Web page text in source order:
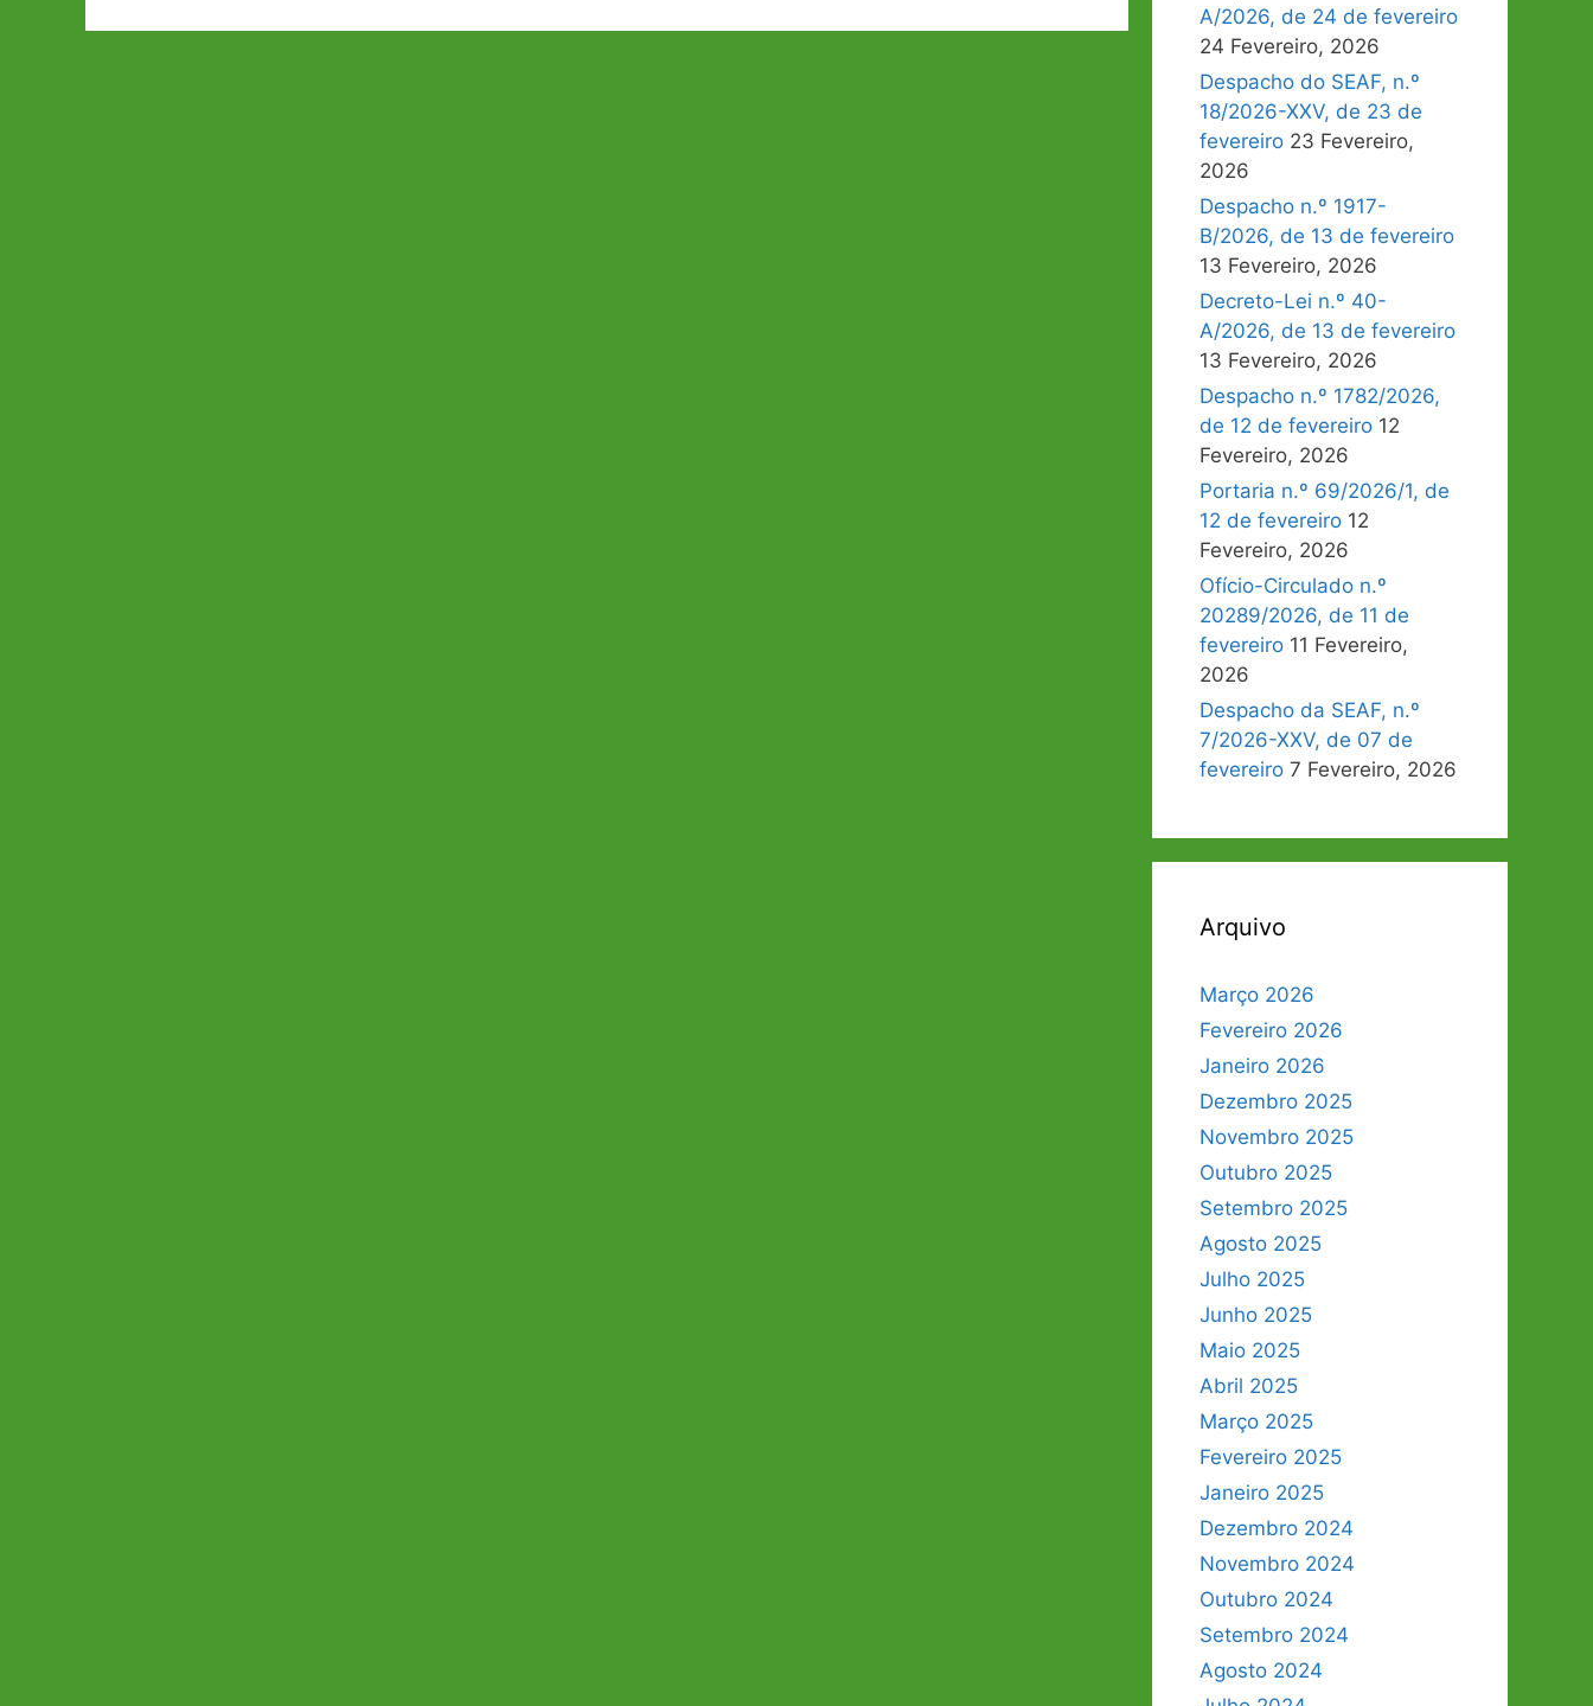
A/2026, de 24 de fevereiro
24 Fevereiro, 2026
Despacho do SEAF, n.º
18/2026-XXV, de 23 de
fevereiro 23 Fevereiro,
2026
Despacho n.º 1917-
B/2026, de 13 de fevereiro
13 Fevereiro, 2026
Decreto-Lei n.º 40-
A/2026, de 13 de fevereiro
13 Fevereiro, 2026
Despacho n.º 1782/2026,
de 12 de fevereiro 12
Fevereiro, 2026
Portaria n.º 69/2026/1, de
12 de fevereiro 12
Fevereiro, 2026
Ofício-Circulado n.º
20289/2026, de 11 de
fevereiro 11 Fevereiro,
2026
Despacho da SEAF, n.º
7/2026-XXV, de 07 de
fevereiro 7 Fevereiro, 2026
Arquivo
Março 2026
Fevereiro 2026
Janeiro 2026
Dezembro 2025
Novembro 2025
Outubro 2025
Setembro 2025
Agosto 2025
Julho 2025
Junho 2025
Maio 2025
Abril 2025
Março 2025
Fevereiro 2025
Janeiro 2025
Dezembro 2024
Novembro 2024
Outubro 2024
Setembro 2024
Agosto 2024